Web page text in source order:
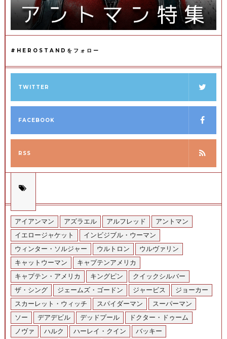
#HEROSTANDをフォロー
TWITTER
FACEBOOK
RSS
アイアンマン アズラエル アルフレッド
アントマン
イエロージャケット
インビジブル・ウーマン
ウィンター・ソルジャー
ウルトロン
ウルヴァリン
キャットウーマン
キャプテンアメリカ
キャプテン・アメリカ
キングピン
クイックシルバー
ザ・シング
ジェームズ・ゴードン ジャービス
ジョーカー
スカーレット・ウィッチ
スパイダーマン
スーパーマン
ソー
デアデビル デッドプール
ドクター・ドゥーム
ノヴァ
ハルク ハーレイ・クイン
バッキー